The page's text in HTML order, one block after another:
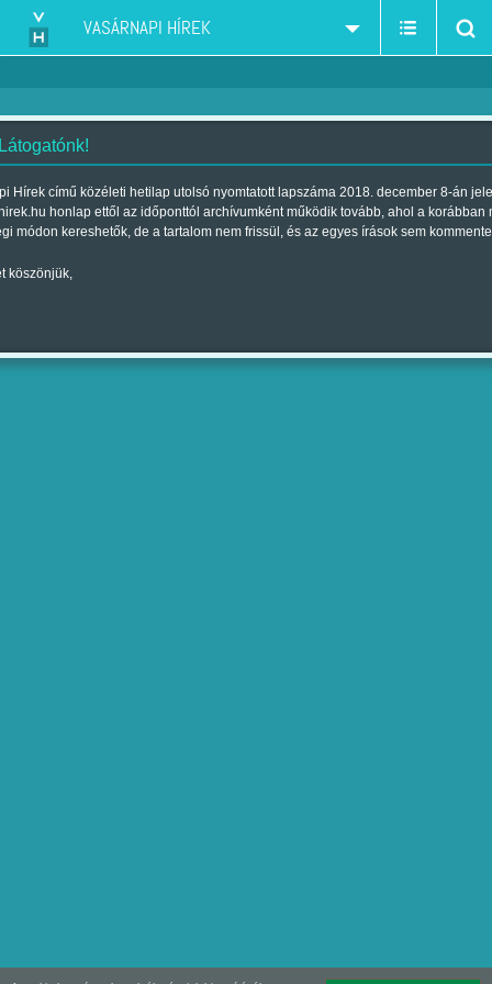
Hírek című közéleti hetilap utolsó nyomtatott lapszáma 2018. december 8-án
honlap ettől az időponttól archívumként működik tovább, ahol a korábban
módon kereshetők, de a tartalom nem frissül, és az egyes írások sem
köszönjük,
VASÁRNAPI HÍREK